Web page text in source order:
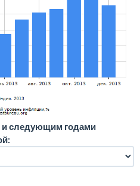
следующим годами